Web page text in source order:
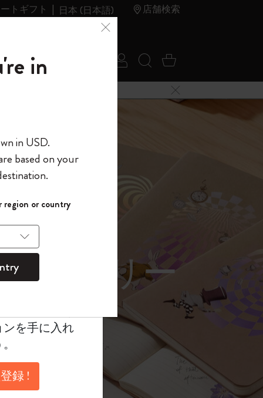
トギフト 日本 (日本語) 店舗検索
ール
ログイン
パスワードを表示
保存する
検索 (キーワード
カート 0 アイ
メニューを閉じる
サングラス）
示1
ようこそ
、コード
力すると、初
無料になり
レット品は
を手に入れ
録 !
in
in USD.
based on your
or country